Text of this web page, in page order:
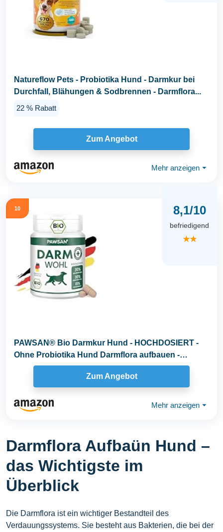
Natureflow Pets - Probiotika Hund - Darmkur bei
Durchfall, Blähungen & Sodbrennen - Darmflora...
22 % Rabatt
Zum Angebot
Mehr anzeigen ⏷
10 8,1/10
befriedigend
★★
PAWSAN® Bio Darmkur Hund - HOCHDOSIERT -
Ohne Probiotika Hund Darmflora aufbauen -
pflanzliche Gras...
Zum Angebot
Mehr anzeigen ⏷
Darmflora Aufbaün Hund –
das Wichtigste im
Überblick
Die Darmflora ist ein wichtiger Bestandteil des
Verdauungssystems. Sie besteht aus Bakterien, die bei der